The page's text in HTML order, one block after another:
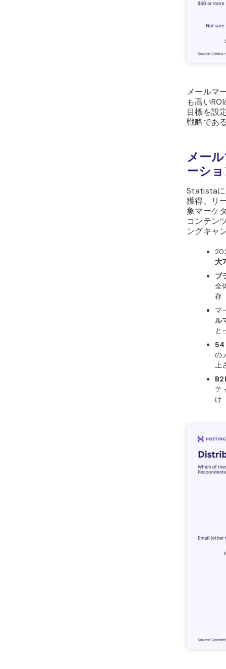
メールマ
も高い
目標を設
戦略であ
メー
ーシ
Statistaに
獲得、リ
象マーケ
コンテン
ングキャ
大
ブ
全
存
マ
ル
と
54
の
上
テ
け